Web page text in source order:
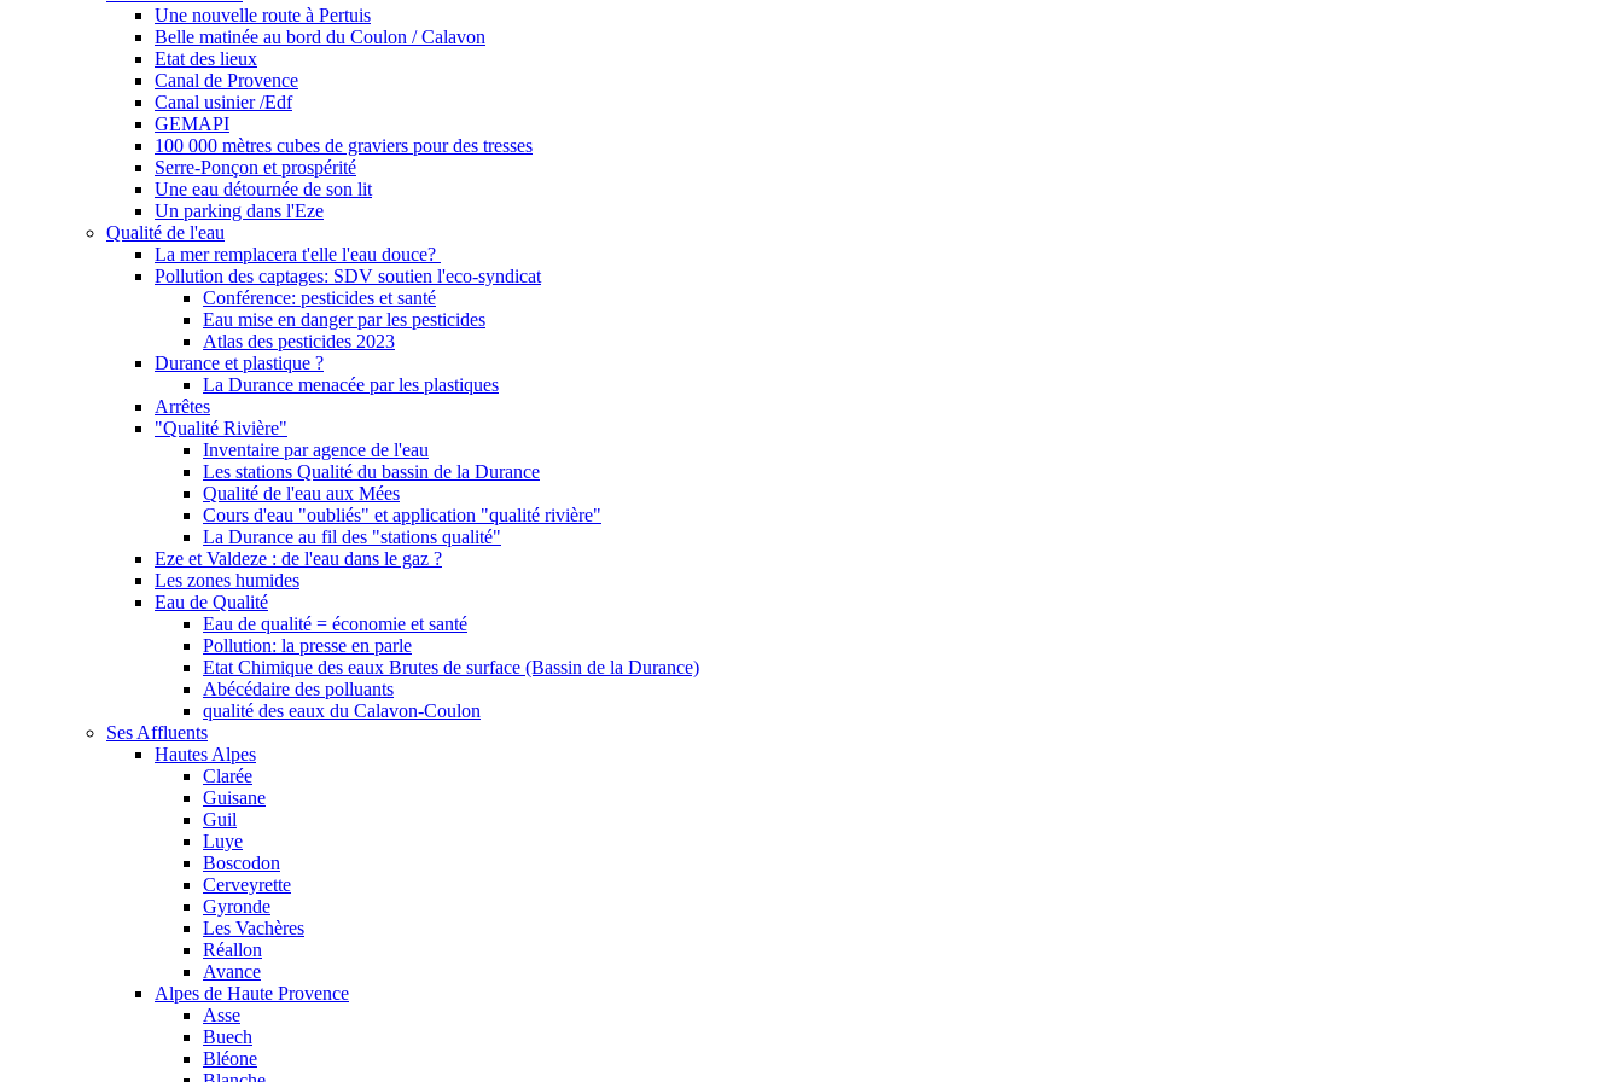
Une nouvelle route à Pertuis
Belle matinée au bord du Coulon / Calavon
Etat des lieux
Canal de Provence
Canal usinier /Edf
GEMAPI
100 000 mètres cubes de graviers pour des tresses
Serre-Ponçon et prospérité
Une eau détournée de son lit
Un parking dans l'Eze
Qualité de l'eau
La mer remplacera t'elle l'eau douce?
Pollution des captages: SDV soutien l'eco-syndicat
Conférence: pesticides et santé
Eau mise en danger par les pesticides
Atlas des pesticides 2023
Durance et plastique ?
La Durance menacée par les plastiques
Arrêtes
"Qualité Rivière"
Inventaire par agence de l'eau
Les stations Qualité du bassin de la Durance
Qualité de l'eau aux Mées
Cours d'eau "oubliés" et application "qualité rivière"
La Durance au fil des "stations qualité"
Eze et Valdeze : de l'eau dans le gaz ?
Les zones humides
Eau de Qualité
Eau de qualité = économie et santé
Pollution: la presse en parle
Etat Chimique des eaux Brutes de surface (Bassin de la Durance)
Abécédaire des polluants
qualité des eaux du Calavon-Coulon
Ses Affluents
Hautes Alpes
Clarée
Guisane
Guil
Luye
Boscodon
Cerveyrette
Gyronde
Les Vachères
Réallon
Avance
Alpes de Haute Provence
Asse
Buech
Bléone